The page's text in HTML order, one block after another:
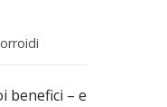
benefici – e